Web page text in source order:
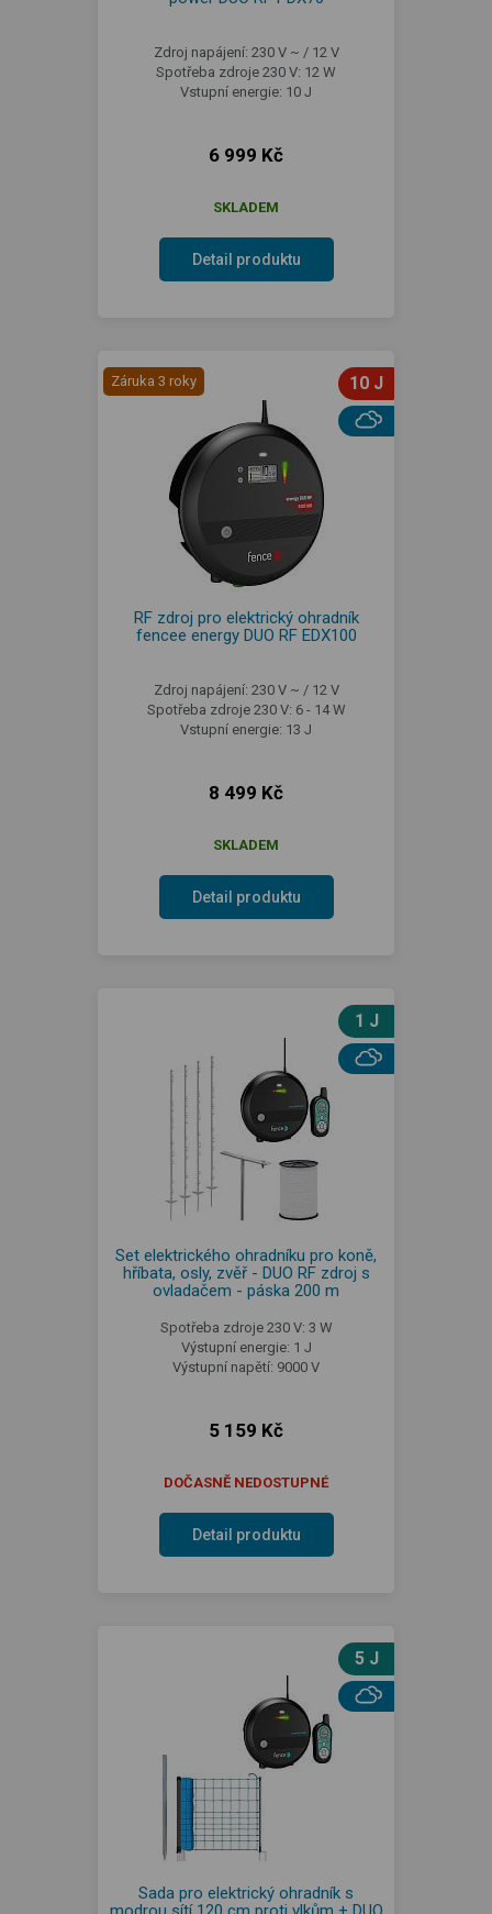
Zdroj napájení: 230 V ~ / 12 V
Spotřeba zdroje 230 V: 12 W
Vstupní energie: 10 J
6 999 Kč
SKLADEM
Detail produktu
Záruka 3 roky 10 J
RF zdroj pro elektrický ohradník
fencee energy DUO RF EDX100
Zdroj napájení: 230 V ~ / 12 V
Spotřeba zdroje 230 V: 6 - 14 W
Vstupní energie: 13 J
8 499 Kč
SKLADEM
Detail produktu
1 J
Set elektrického ohradníku pro koně,
hříbata, osly, zvěř - DUO RF zdroj s
ovladačem - páska 200 m
Spotřeba zdroje 230 V: 3 W
Výstupní energie: 1 J
Výstupní napětí: 9000 V
5 159 Kč
DOČASNĚ NEDOSTUPNÉ
Detail produktu
5 J
Sada pro elektrický ohradník s